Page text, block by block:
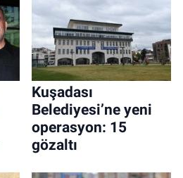
Kuşadası
Belediyesi’ne yeni
operasyon: 15
gözaltı